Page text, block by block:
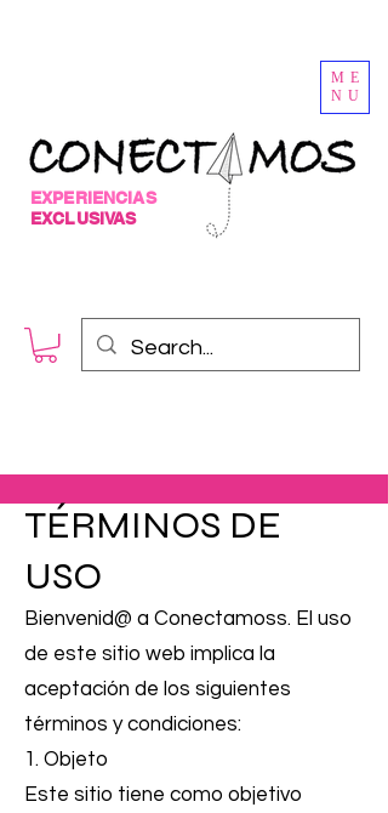
EXPERIENCIAS
EXCLUSIVAS
ME
NU
TÉRMINOS DE
USO
Bienvenid@ a Conectamoss. El uso
de este sitio web implica la
aceptación de los siguientes
términos y condiciones:
1. Objeto
Este sitio tiene como objetivo